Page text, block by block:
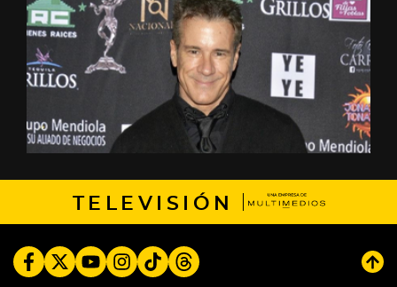
TELEVISIÓN
FacebookTwitterYoutubeInstagram
TikTokThreads